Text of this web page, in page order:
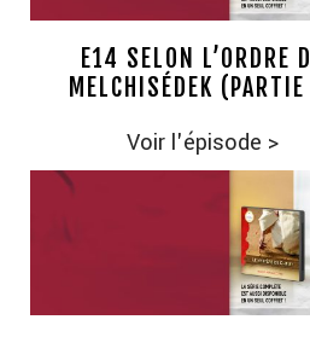
E14 SELON L’ORDRE
MELCHISÉDEK
Voir l'épisode >